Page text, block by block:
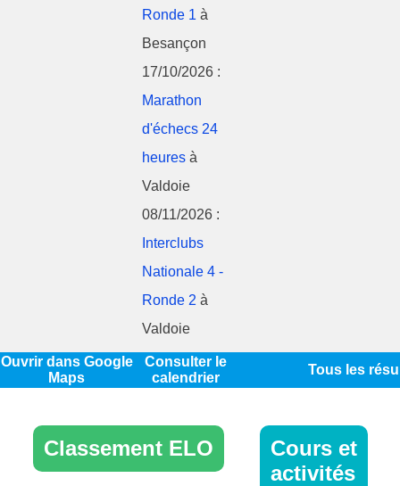
Ronde 1 à
Besançon
17/10/2026 :
Marathon
d'échecs 24
heures à
Valdoie
08/11/2026 :
Interclubs
Nationale 4 -
Ronde 2 à
Valdoie
Ouvrir dans Google
Maps
Consulter le
calendrier
Tous les
Classement ELO
Cours et
activités